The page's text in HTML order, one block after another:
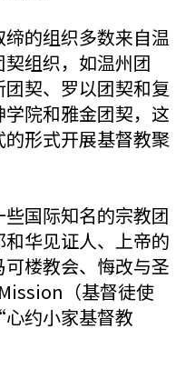
的组织多数来自温
组织，如温州团
契、罗以团契和复
院和雅金团契，这
形式开展基督教聚
国际知名的宗教团
华见证人、上帝的
楼教会、悔改与圣
（基督徒使
约小家基督教